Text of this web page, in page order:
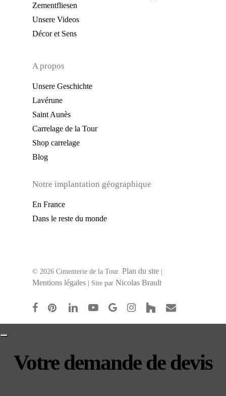
Zementfliesen
Unsere Videos
Décor et Sens
A propos
Unsere Geschichte
Lavérune
Saint Aunès
Carrelage de la Tour
Shop carrelage
Blog
Notre implantation géographique
En France
Dans le reste du monde
© 2026 Cimenterie de la Tour. Plan du site |
Mentions légales | Site par Nicolas Brault
facebookpinterestlinkedinyoutubegoogle-instagram
houzz email
Votre demande de devis